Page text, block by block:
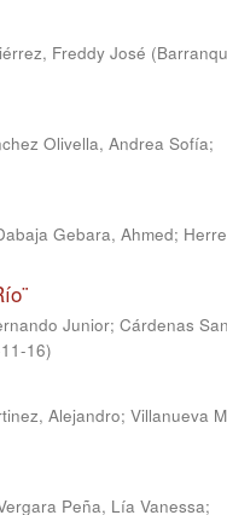
Freddy José (
Olivella, Andrea Sofía;
Gebara, Ahmed;
Junior; Cárdenas
16)
Alejandro; Villanueva
Peña, Lía Vanessa;